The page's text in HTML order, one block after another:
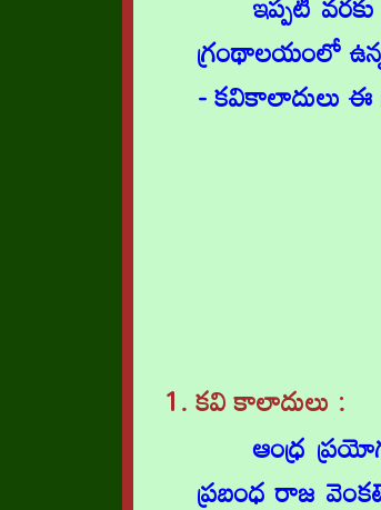
గ్రంథాలయంలో
- కవికాలాదులు ఈ
1. కవి కాలాదులు :
ఆంధ్ర
ప్రబంధ రాజ